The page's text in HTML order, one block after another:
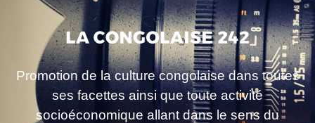
Promotion de la culture congolaise dans toutes
ses facettes ainsi que toute activité
socioéconomique allant dans le sens du